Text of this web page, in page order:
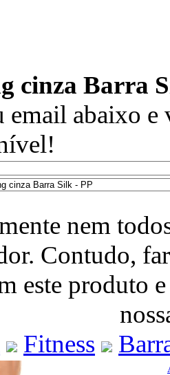
cinza Barra
email abaixo
nem
Contudo,
este produto
Fitness